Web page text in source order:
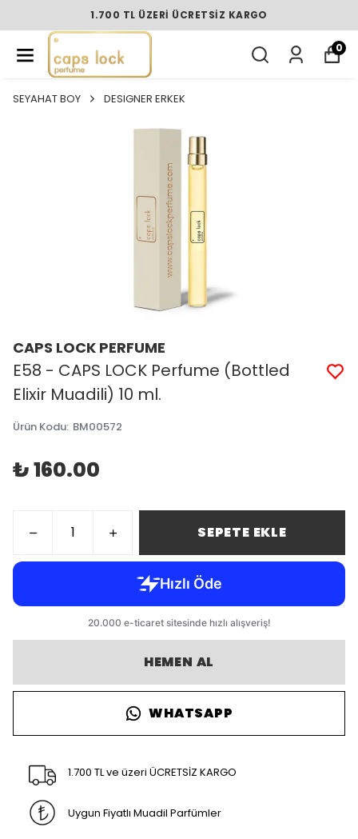
1.700 TL ÜZERI ÜCRETSIZ KARGO
0
SEYAHAT BOY DESIGNER ERKEK
CAPS LOCK PERFUME
E58 - CAPS LOCK Perfume (Bottled
Elixir Muadili) 10 ml.
Ürün Kodu: BM00572
₺ 160.00
SEPETE EKLE
HEMEN AL
WHATSAPP
1.700 TL ve üzeri ÜCRETSİZ KARGO
Uygun Fiyatlı Muadil Parfümler